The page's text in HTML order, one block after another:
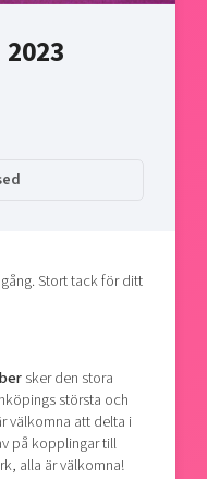
Stort tack för ditt
sker den stora
största och
välkomna att delta i
på kopplingar till
alla är välkomna!